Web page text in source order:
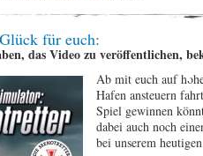
für euch:
das Video zu veröffentlichen,
Ab mit euch auf
Hafen ansteuern
Spiel gewinnen
dabei auch noch
bei unserem